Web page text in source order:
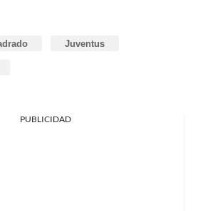
Juventus
PUBLICIDAD